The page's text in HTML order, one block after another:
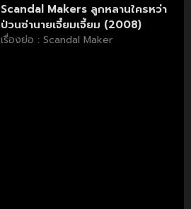
Scandal Makers ลูกหลานใครหว่า
ป่วนซ่านายเจี๋ยมเจี้ยม (2008)
เรื่องย่อ : Scandal Maker